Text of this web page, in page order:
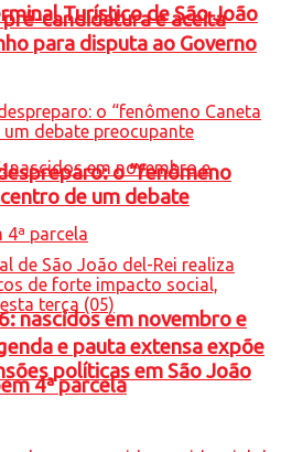
Turístico de São João
nascidos em novembro e
4ª parcela
candidatura e aceita
para disputa ao Governo
o “fenômeno
de um debate
e pauta extensa expõe
políticas em São João